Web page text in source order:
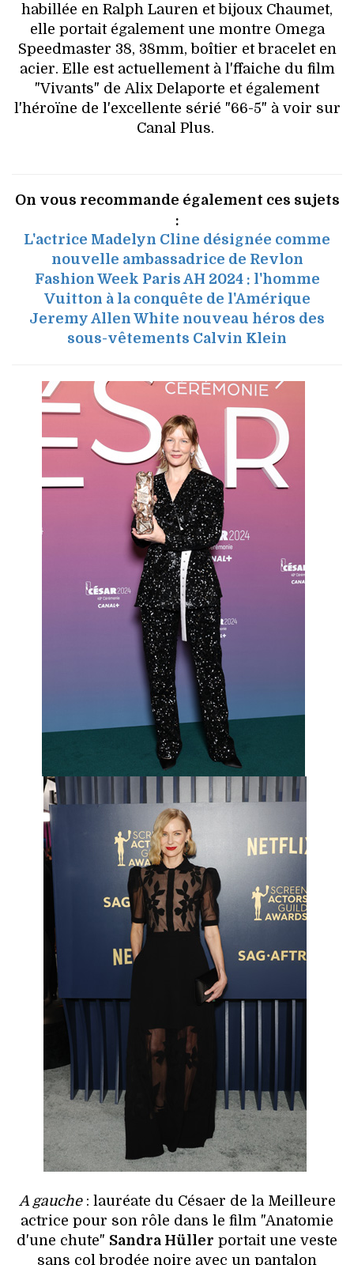
habillée en Ralph Lauren et bijoux Chaumet,
elle portait également une montre Omega
Speedmaster 38, 38mm, boîtier et bracelet en
acier. Elle est actuellement à l'ffaiche du film
"Vivants" de Alix Delaporte et également
l'héroïne de l'excellente sérié "66-5" à voir sur
Canal Plus.
On vous recommande également ces sujets
:
L'actrice Madelyn Cline désignée comme
nouvelle ambassadrice de Revlon
Fashion Week Paris AH 2024 : l'homme
Vuitton à la conquête de l'Amérique
Jeremy Allen White nouveau héros des
sous-vêtements Calvin Klein
A gauche: lauréate du Césaer de la Meilleure
actrice pour son rôle dans le film "Anatomie
d'une chute" Sandra Hüller portait une veste
sans col brodée noire avec un pantalon